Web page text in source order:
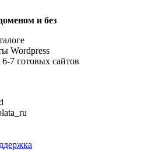
и без
Wordpress
7 готовых сайтов